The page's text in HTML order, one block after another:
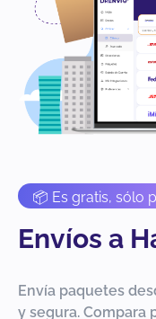
📦 Es gratis, sólo
Envíos a
Envía paquetes
y segura. Compara